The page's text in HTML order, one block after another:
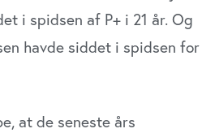
i spidsen af P+ i 21 år. Og
havde siddet i spidsen for
at de seneste års